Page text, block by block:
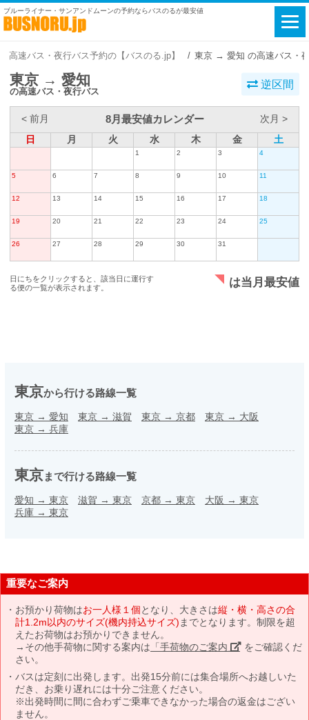
ブルーライナー・サンアンドムーンの予約ならバスのるが最安値
高速バス・夜行バス予約の【バスのる.jp】 東京 → 愛知 の高速バス・
東京 → 愛知
の高速バス・夜行バス
逆区間
< 前月 8月最安値カレンダー
次月 >
日
月 火 水 木 金 土
1 2 3 4
5 6 7 8 9 10 11
12 13 14 15 16 17 18
19 20 21 22 23 24 25
26 27 28 29 30 31
日にちをクリックすると、該当日に運行す
る便の一覧が表示されます。
は当月最安値
東京から行ける路線一覧
東京 → 愛知 東京 → 滋賀 東京 → 京都 東京 → 大阪
東京 → 兵庫
東京まで行ける路線一覧
愛知 → 東京 滋賀 → 東京 京都 → 東京 大阪 → 東京
兵庫 → 東京
重要なご案内
お預かり荷物はお一人様１個となり、大きさは縦・横・高さの合
計1.2m以内のサイズ(機内持込サイズ) までとなります。制限を超
えたお荷物はお預かりできません。
→その他手荷物に関する案内は 「手荷物のご案内」 をご確認くだ
さい。
バスは定刻に出発します。出発15分前には集合場所へお越しいた
だき、お乗り遅れには十分ご注意ください。
※出発時間に間に合わずご乗車できなかった場合の返金はござい
ません。